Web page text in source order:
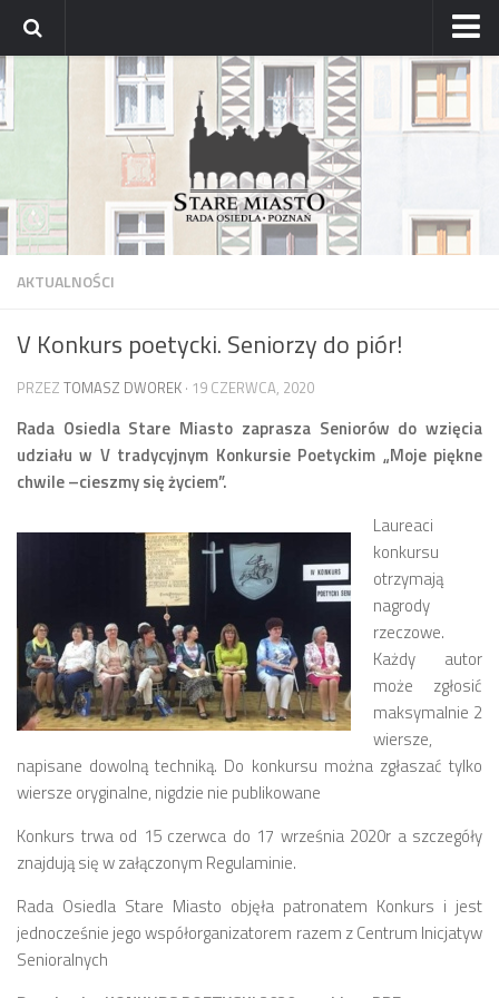
Strona główna
Archiwum aktualności
Archiwum bloga
Osiedle
Mapa osiedla
Dzielnicowi Starego Miasta
Urzędy
ZDM – awarie
Rada
Zarząd
Komisje i koordynatorzy
Dyżury
Sesje
Biuletyn
numer 6(16)/2022
numer 4-5(14-15)/2021
numer 2-3(12-13)/2020
numer 1(11)/2020
numer 2-3(10)/2019
numer 1-2(9)/2019
AKTUALNOŚCI
V Konkurs poetycki. Seniorzy do piór!
PRZEZ TOMASZ DWOREK · 19 CZERWCA, 2020
Rada Osiedla Stare Miasto zaprasza Seniorów do wzięcia
udziału w V tradycyjnym Konkursie Poetyckim „Moje piękne
chwile –cieszmy się życiem”.
Laureaci
konkursu
otrzymają
nagrody
rzeczowe.
Każdy autor
może zgłosić
maksymalnie 2
wiersze,
napisane dowolną techniką. Do konkursu można zgłaszać tylko
wiersze oryginalne, nigdzie nie publikowane
Konkurs trwa od 15 czerwca do 17 września 2020r a szczegóły
znajdują się w załączonym Regulaminie.
Rada Osiedla Stare Miasto objęła patronatem Konkurs i jest
jednocześnie jego współorganizatorem razem z Centrum Inicjatyw
Senioralnych